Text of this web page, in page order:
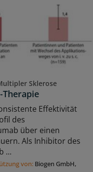
Sklerose
Effektivität
des
über einen
Als Inhibitor des
...
von: Biogen GmbH,